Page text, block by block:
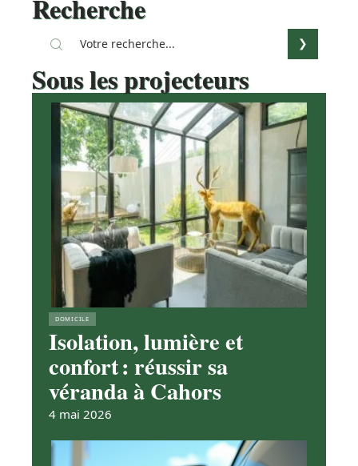
Recherche
Sous les projecteurs
DOMICILE
Isolation, lumière et
confort : réussir sa
véranda à Cahors
4 mai 2026